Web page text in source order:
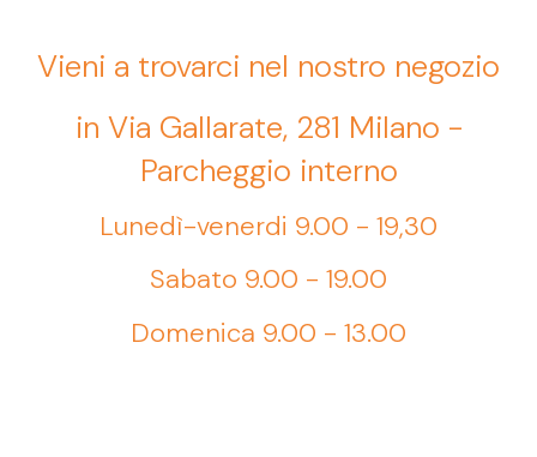
Vieni a trovarci nel nostro negozio
in Via Gallarate, 281 Milano -
Parcheggio interno
Lunedì-venerdi 9.00 - 19,30
Sabato 9.00 - 19.00
Domenica 9.00 - 13.00